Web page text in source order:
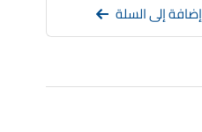
إضافة إلى السلة